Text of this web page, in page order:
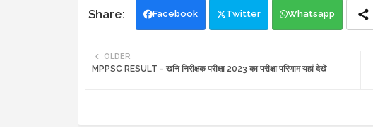
Facebook Twitter Whatsapp
OLDER
MPPSC RESULT - खनि निरीक्षक परीक्षा 2023 का परीक्षा परिणाम यहां देखें